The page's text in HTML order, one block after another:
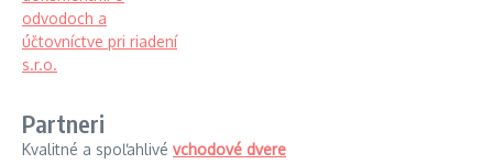
Partneri
Kvalitné a spoľahlivé vchodové dvere